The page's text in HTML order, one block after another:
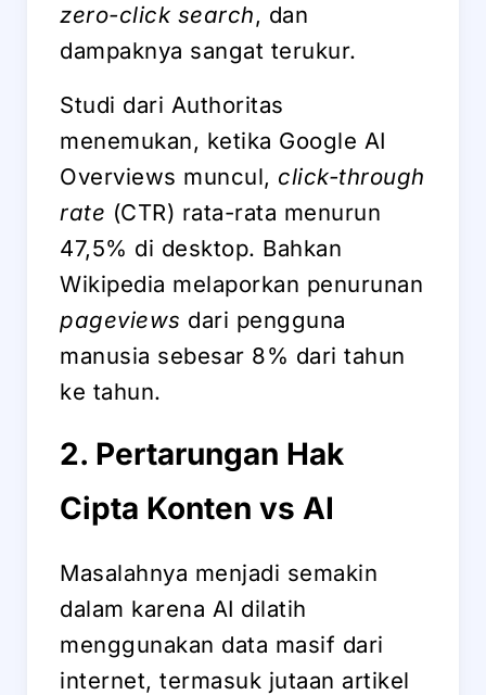
zero-click search, dan
dampaknya sangat terukur.
Studi dari Authoritas
menemukan, ketika Google AI
Overviews muncul, click-through
rate (CTR) rata-rata menurun
47,5% di desktop. Bahkan
Wikipedia melaporkan penurunan
pageviews dari pengguna
manusia sebesar 8% dari tahun
ke tahun.
2. Pertarungan Hak
Cipta Konten vs AI
Masalahnya menjadi semakin
dalam karena AI dilatih
menggunakan data masif dari
internet, termasuk jutaan artikel